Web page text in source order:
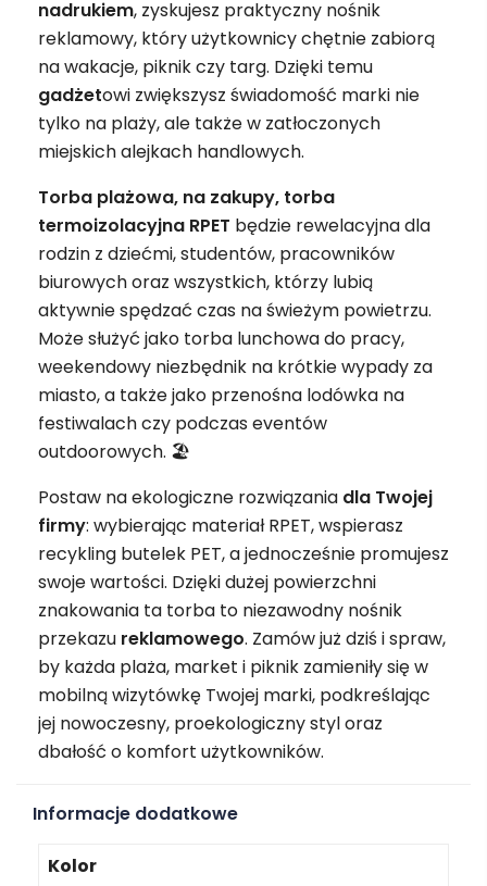
nadrukiem, zyskujesz praktyczny nośnik
reklamowy, który użytkownicy chętnie zabiorą
na wakacje, piknik czy targ. Dzięki temu
gadżetowi zwiększysz świadomość marki nie
tylko na plaży, ale także w zatłoczonych
miejskich alejkach handlowych.
Torba plażowa, na zakupy, torba
termoizolacyjna RPET będzie rewelacyjna dla
rodzin z dziećmi, studentów, pracowników
biurowych oraz wszystkich, którzy lubią
aktywnie spędzać czas na świeżym powietrzu.
Może służyć jako torba lunchowa do pracy,
weekendowy niezbędnik na krótkie wypady za
miasto, a także jako przenośna lodówka na
festiwalach czy podczas eventów
outdoorowych. 🏖️
Postaw na ekologiczne rozwiązania dla Twojej
firmy: wybierając materiał RPET, wspierasz
recykling butelek PET, a jednocześnie promujesz
swoje wartości. Dzięki dużej powierzchni
znakowania ta torba to niezawodny nośnik
przekazu reklamowego. Zamów już dziś i spraw,
by każda plaża, market i piknik zamieniły się w
mobilną wizytówkę Twojej marki, podkreślając
jej nowoczesny, proekologiczny styl oraz
dbałość o komfort użytkowników.
Informacje dodatkowe
Kolor